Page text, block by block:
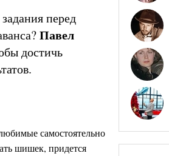
перед
Павел
достичь
самостоятельно
шишек, придется